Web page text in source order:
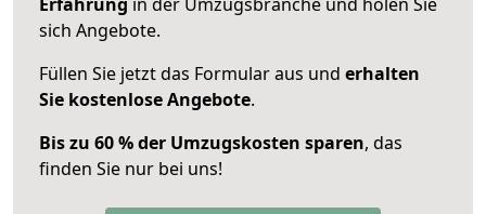
sich Angebote.
Füllen Sie jetzt das Formular aus und erhalten
Sie kostenlose Angebote.
Bis zu 60 % der Umzugskosten sparen, das
finden Sie nur bei uns!